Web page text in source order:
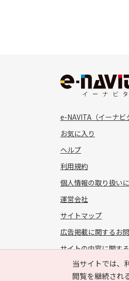
当サイトでは、
閲覧を継続され
e-NAVITA（イーナビ
お気に入り
ヘルプ
利用規約
個人情報の取り扱い
運営会社
サイトマップ
広告掲載に関するお
サイトの内容に関す
FOLLOW US!